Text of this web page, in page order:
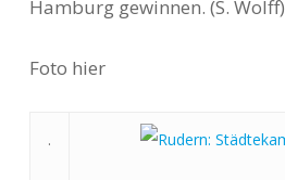
Hamburg gewinnen. (S. Wolff)
Foto hier
.